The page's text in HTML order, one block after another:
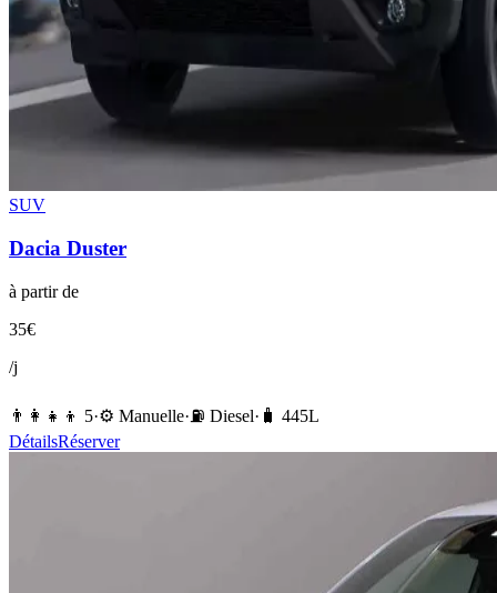
SUV
Dacia Duster
à partir de
35€
/j
👨‍👩‍👧‍👦 5·⚙️ Manuelle·⛽️ Diesel· 🧳 445L
DétailsRéserver